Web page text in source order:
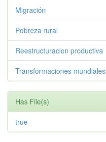
Migración
Pobreza rural
Reestructuracion productiva
Transformaciones mundiales
Has File(s)
true